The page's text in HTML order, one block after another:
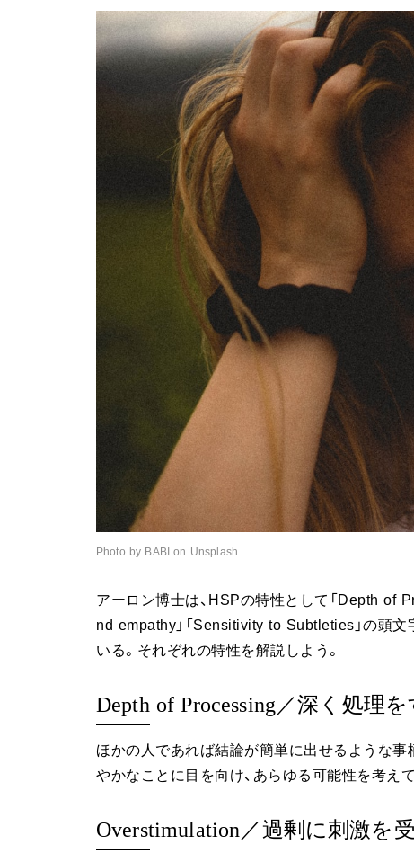
Photo by BĀBI on Unsplash
アーロン博士は、HSPの特性として「Depth of
nd empathy」「Sensitivity to Subtleties」の頭文
いる。それぞれの特性を解説しよう。
Depth of Processing／深く処理を
ほかの人であれば結論が簡単に出せるような事
やかなことに目を向け、あらゆる可能性を考え
Overstimulation／過剰に刺激を